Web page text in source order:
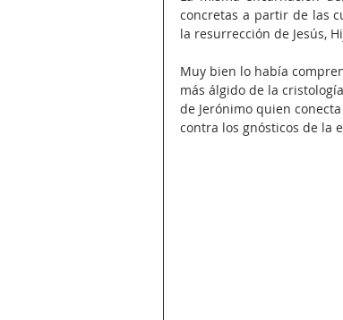
concretas a partir de las
la resurrección de Jesús,
Muy bien lo había
más álgido de la
de Jerónimo quien
contra los gnósticos de la